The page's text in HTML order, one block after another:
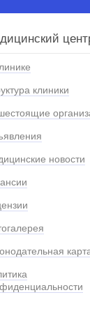
клиники
новости